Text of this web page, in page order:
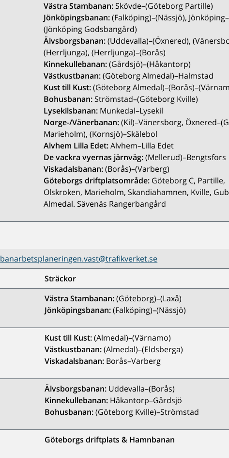
Västra Stambanan:Skövde–(Göteborg Partille)
Jönköpingsbanan:(Falköping)–(Nässjö), Jönköping–
(Jönköping Godsbangård)
Älvsborgsbanan:(Uddevalla)–(Öxnered),
(Herrljunga), (Herrljunga)–(Borås)
Kinnekullebanan:(Gårdsjö)–(Håkantorp)
Västkustbanan:(Göteborg Almedal)–Halmstad
Kust till Kust:(Göteborg
Bohusbanan:Strömstad–(Göteborg Kville)
Lysekilsbanan: Munkedal–Lysekil
Norge-/Vänerbanan:(Kil)–Vänersborg,
Marieholm), (Kornsjö)–Skälebol
Alvhem Lilla Edet:Alvhem–Lilla Edet
De vackra vyernas järnväg:(Mellerud)–Bengtsfors
Viskadalsbanan:(Borås)–(Varberg)
Göteborgs driftplatsområde: Göteborg C, Partille,
Olskroken, Marieholm, Skandiahamnen, Kville,
Almedal. Sävenäs Rangerbangård
banarbetsplaneringen.vast@trafikverket.se
Sträckor
Västra Stambanan:(Göteborg)–(Laxå)
Jönköpingsbanan:(Falköping)–(Nässjö)
Kust till Kust:(Almedal)–(Värnamo)
Västkustbanan:(Almedal)–(Eldsberga)
Viskadalsbanan: Borås–Varberg
Älvsborgsbanan: Uddevalla–(Borås)
Kinnekullebanan: Håkantorp–Gårdsjö
Bohusbanan:(Göteborg Kville)–Strömstad
Göteborgs driftplats & Hamnbanan